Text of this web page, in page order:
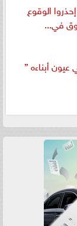
الوقوع
في...
أبناءه ”